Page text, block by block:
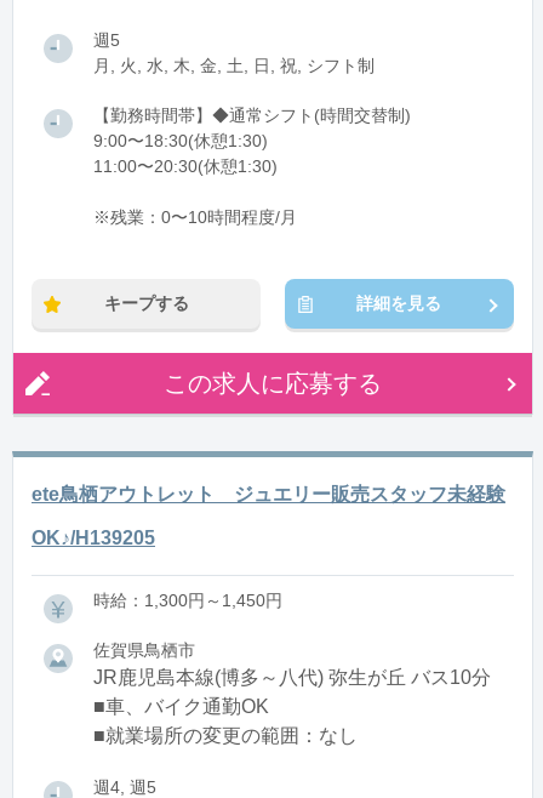
週5
月, 火, 水, 木, 金, 土, 日, 祝, シフト制
【勤務時間帯】◆通常シフト(時間交替制)
9:00〜18:30(休憩1:30)
11:00〜20:30(休憩1:30)
※残業：0〜10時間程度/月
キープする 詳細を見る
この求人に応募する
ete鳥栖アウトレット ジュエリー販売スタッフ未経験
OK♪/H139205
時給：1,300円～1,450円
佐賀県鳥栖市
JR鹿児島本線(博多～八代) 弥生が丘 バス10分
■車、バイク通勤OK
■就業場所の変更の範囲：なし
週4, 週5